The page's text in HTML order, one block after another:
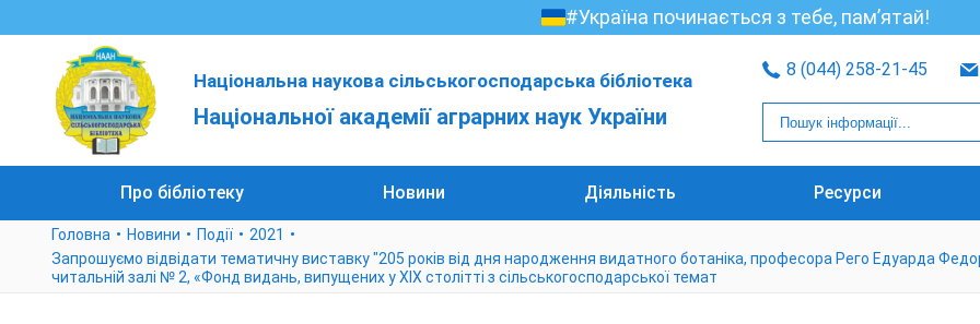
#Україна починається з тебе, пам’ятай!
Національна наукова сільськогосподарська бібліотека
Національної академії аграрних наук України
8 (044) 258-21-45
Про бібліотеку Новини Діяльність Ресурси
Головна Новини Події
2021
Запрошуємо відвідати тематичну виставку "205 років від дня народження видатного ботаніка, професора Рего Едуарда
читальній залі № 2, «Фонд видань, випущених у ХІХ столітті з сільськогосподарської темат